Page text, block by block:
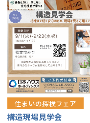
住まいの探検フェア
構造現場見学会